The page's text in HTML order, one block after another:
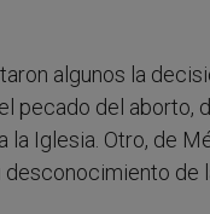
algunos la
pecado del aborto,
la Iglesia. Otro, de
desconocimiento de